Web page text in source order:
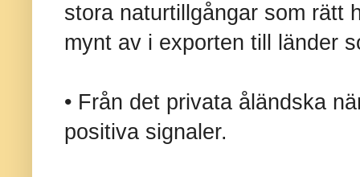
stora naturtillgångar som rätt
mynt av i exporten till länder
• Från det privata åländska
positiva signaler.